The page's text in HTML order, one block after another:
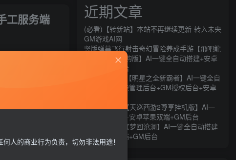
工服务端
近期文章
(必看)【转新站】本站不再继续更新-转入未央
GM游戏AI网
竖版弹幕飞行射击奇幻冒险养成手游【飛吧龍
騎士代金券内购版】AI一键全自动搭建+安卓
+CDK授权后台
横版闯关手游【明星之全新霸者】AI一键全自
动搭建+全功能管理后台+GM授权后台+安卓
MT3换皮MH【天巡西游2尊享挂机版】AI一
键全自动搭建+安卓苹果双端+GM后台
MT3换皮MH【梦回沧澜】AI一键全自动搭建
+安卓苹果双端+GM后台
人的商业行为负责，切勿非法用途！